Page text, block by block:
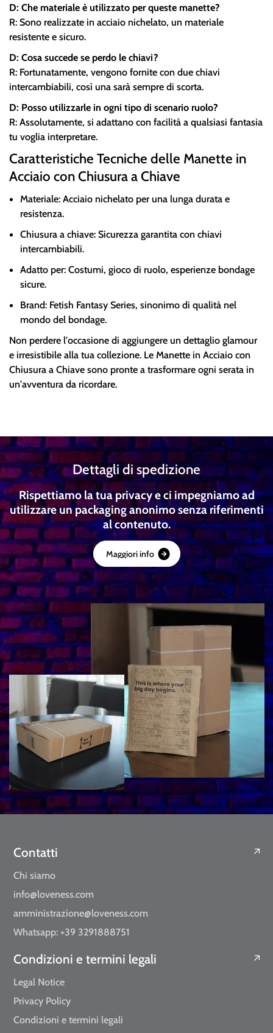
D: Che materiale è utilizzato per queste manette?
R: Sono realizzate in acciaio nichelato, un materiale
resistente e sicuro.
D: Cosa succede se perdo le chiavi?
R: Fortunatamente, vengono fornite con due chiavi
intercambiabili, così una sarà sempre di scorta.
D: Posso utilizzarle in ogni tipo di scenario ruolo?
R: Assolutamente, si adattano con facilità a qualsiasi fantasia
tu voglia interpretare.
Caratteristiche Tecniche delle Manette in
Acciaio con Chiusura a Chiave
Materiale: Acciaio nichelato per una lunga durata e
resistenza.
Chiusura a chiave: Sicurezza garantita con chiavi
intercambiabili.
Adatto per: Costumi, gioco di ruolo, esperienze bondage
sicure.
Brand: Fetish Fantasy Series, sinonimo di qualità nel
mondo del bondage.
Non perdere l'occasione di aggiungere un dettaglio glamour
e irresistibile alla tua collezione. Le Manette in Acciaio con
Chiusura a Chiave sono pronte a trasformare ogni serata in
un'avventura da ricordare.
Dettagli di spedizione
Rispettiamo la tua privacy e ci impegniamo ad
utilizzare un packaging anonimo senza riferimenti
al contenuto.
Maggioriinfo
Contatti
Chi siamo
info@loveness.com
amministrazione@loveness.com
Whatsapp: +39 3291888751
Condizioni e termini legali
Legal Notice
Privacy Policy
Condizioni e termini legali